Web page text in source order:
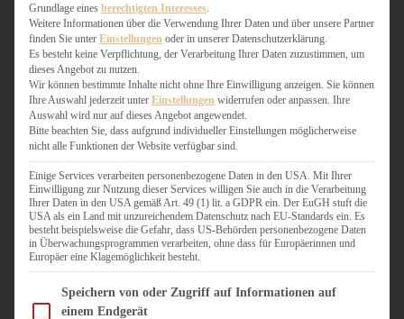
HERZHAFT
BURGER & SANDWICHES
FIX AUF DEM TISCH
FLEISCH & FISCH
GRILLEN / BARBECUE
HERZHAFTES BACKEN
ONE-POT-GERICHTE
PASTA & NUDELGERICHTE
PIZZA, TARTES & QUICHES
REIS & RISOTTO
SALATE & SNACKS
SUPPENKASPEREIEN
Grundlage eines berechtigten Interesses
Weitere Informationen über die Verwendung Ihrer Daten und über unsere Partner
finden Sie unter Einstellungen oder in unserer Datenschutzerklärung.
Es besteht keine Verpflichtung, der Verarbeitung Ihrer Daten zuzustimmen, um
dieses Angebot zu nutzen.
Wir können bestimmte Inhalte nicht ohne Ihre Einwilligung anzeigen. Sie können
Ihre Auswahl jederzeit unter Einstellungen widerrufen oder anpassen. Ihre
Auswahl wird nur auf dieses Angebot angewendet.
Bitte beachten Sie, dass aufgrund individueller Einstellungen möglicherweise
nicht alle Funktionen der Website verfügbar sind.
Einige Services verarbeiten personenbezogene Daten in den USA. Mit Ihrer
Einwilligung zur Nutzung dieser Services willigen Sie auch in die Verarbeitung
Ihrer Daten in den USA gemäß Art. 49 (1) lit. a GDPR ein. Der EuGH stuft die
USA als ein Land mit unzureichendem Datenschutz nach EU-Standards ein. Es
besteht beispielsweise die Gefahr, dass US-Behörden personenbezogene Daten
in Überwachungsprogrammen verarbeiten, ohne dass für Europäerinnen und
Europäer eine Klagemöglichkeit besteht.
Im Folgenden finden Sie eine Liste der Zwecke des IAB Transparency and Consent
Speichern von oder Zugriff auf Informationen auf
einem Endgerät